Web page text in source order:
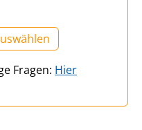
Fragen: Hier